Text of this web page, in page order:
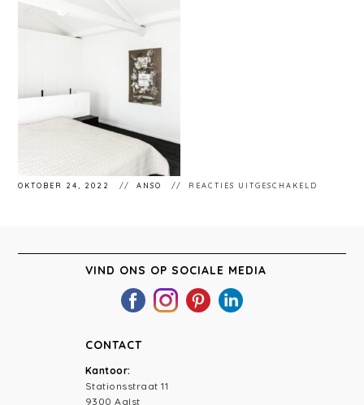
OKTOBER 24, 2022 ANSO REACTIES UITGESCHAKELD
VIND ONS OP SOCIALE MEDIA
CONTACT
Kantoor:
Stationsstraat 11
9300 Aalst